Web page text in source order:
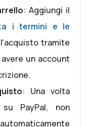
: Aggiungi il
i termini e le
tramite
un account
: Una volta
PayPal, non